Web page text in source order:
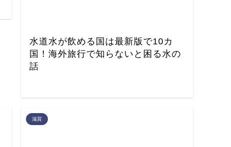
水道水が飲める国は最新版で10カ
国！海外旅行で知らないと困る水の
話
滋賀